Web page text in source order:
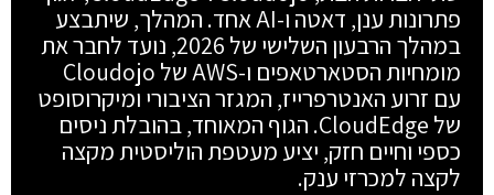
פתרונות ענן, דאטה ו-AI אחד. המהלך, שיתבצע
במהלך הרבעון השלישי של 2026, נועד לחבר את
מומחיות הסטארטאפים ו-AWS של Cloudojo
עם זרוע האנטרפרייז, המגזר הציבורי ומיקרוסופט
של CloudEdge. הגוף המאוחד, בהובלת ניסים
כספי וחיים חזק, יציע מעטפת הוליסטית מקצה
לקצה למכרזי ענק.